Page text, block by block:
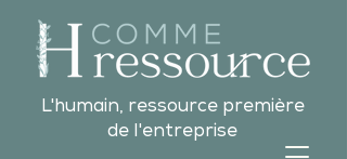
L'humain, ressource première
de l'entreprise